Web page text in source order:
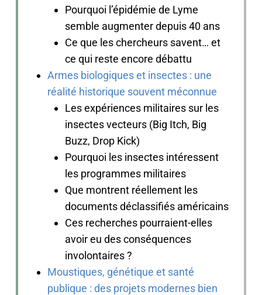
Pourquoi l’épidémie de Lyme
semble augmenter depuis 40 ans
Ce que les chercheurs savent… et
ce qui reste encore débattu
Armes biologiques et insectes : une
réalité historique souvent méconnue
Les expériences militaires sur les
insectes vecteurs (Big Itch, Big
Buzz, Drop Kick)
Pourquoi les insectes intéressent
les programmes militaires
Que montrent réellement les
documents déclassifiés américains
Ces recherches pourraient-elles
avoir eu des conséquences
involontaires ?
Moustiques, génétique et santé
publique : des projets modernes bien